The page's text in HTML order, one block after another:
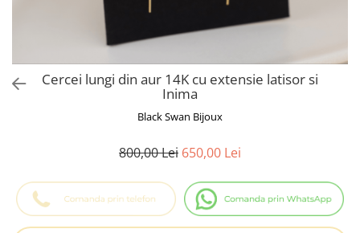
Cadouri pentru Absolvire
Cadou Educatoare / Invatatoare /
Profesoare
Cadouri Cupluri
Bijuterii Pasiuni & Hobby
Bijuterii Tematice Sport
Bijuterii cu mesaj Motivational
Bijuterii personalizate cu poza
Cercei lungi din aur 14K cu extensie latisor si
Inima
Black Swan Bijoux
800,00 Lei 650,00 Lei